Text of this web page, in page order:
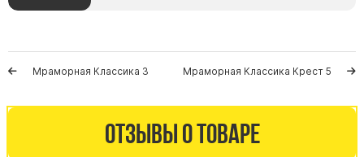
Флагштоки
Мраморная Классика 3 Мраморная Классика Крест 5
Отзывы о товаре